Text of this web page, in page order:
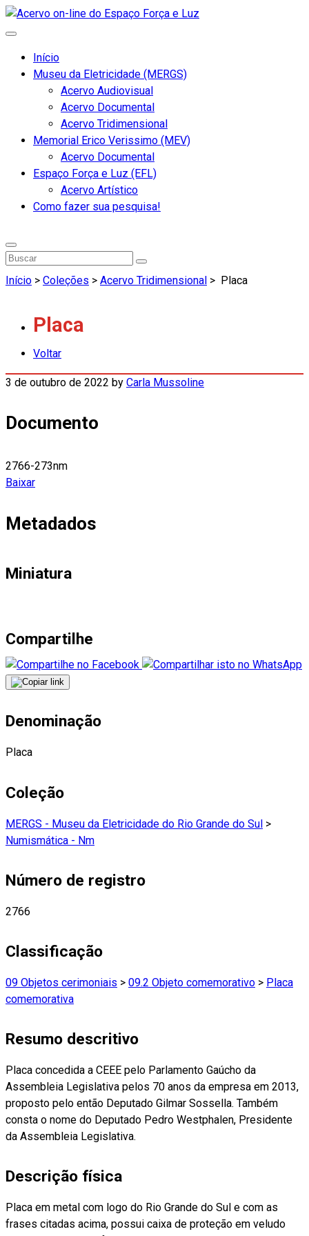
Início
Museu da Eletricidade (MERGS)
Acervo Audiovisual
Acervo Documental
Acervo Tridimensional
Memorial Erico Verissimo (MEV)
Acervo Documental
Espaço Força e Luz (EFL)
Acervo Artístico
Como fazer sua pesquisa!
Início > Coleções > Acervo Tridimensional > Placa
Placa
Voltar
3 de outubro de 2022 by Carla Mussoline
Documento
2766-273nm
Baixar
Metadados
Miniatura
Compartilhe
Denominação
Placa
Coleção
MERGS - Museu da Eletricidade do Rio Grande do Sul >
Numismática - Nm
Número de registro
2766
Classificação
09 Objetos cerimoniais > 09.2 Objeto comemorativo > Placa
comemorativa
Resumo descritivo
Placa concedida a CEEE pelo Parlamento Gaúcho da
Assembleia Legislativa pelos 70 anos da empresa em 2013,
proposto pelo então Deputado Gilmar Sossella. Também
consta o nome do Deputado Pedro Westphalen, Presidente
da Assembleia Legislativa.
Descrição física
Placa em metal com logo do Rio Grande do Sul e com as
frases citadas acima, possui caixa de proteção em veludo